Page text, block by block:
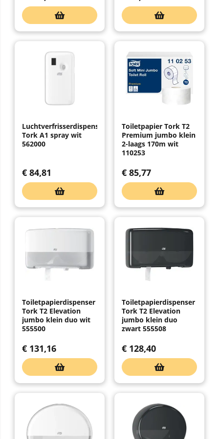
Luchtverfrisserdispenser
Tork A1 spray wit
562000
€ 84,81
Toiletpapier Tork T2
Premium jumbo klein
2-laags 170m wit
110253
€ 85,77
Toiletpapierdispenser
Tork T2 Elevation
jumbo klein duo wit
555500
€ 131,16
Toiletpapierdispenser
Tork T2 Elevation
jumbo klein duo
zwart 555508
€ 128,40